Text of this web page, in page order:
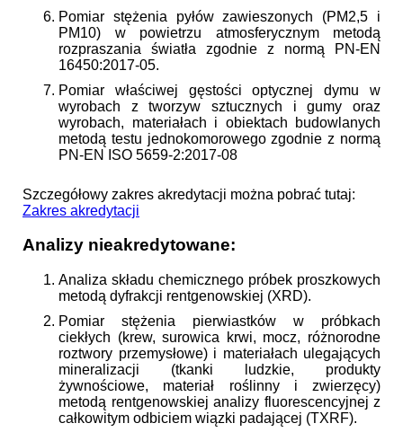
Pomiar stężenia pyłów zawieszonych (PM2,5 i
PM10) w powietrzu atmosferycznym metodą
rozpraszania światła zgodnie z normą PN-EN
16450:2017-05.
Pomiar właściwej gęstości optycznej dymu w
wyrobach z tworzyw sztucznych i gumy oraz
wyrobach, materiałach i obiektach budowlanych
metodą testu jednokomorowego zgodnie z normą
PN-EN ISO 5659-2:2017-08
Szczegółowy zakres akredytacji można pobrać tutaj:
Zakres akredytacji
Analizy nieakredytowane:
Analiza składu chemicznego próbek proszkowych
metodą dyfrakcji rentgenowskiej (XRD).
Pomiar stężenia pierwiastków w próbkach
ciekłych (krew, surowica krwi, mocz, różnorodne
roztwory przemysłowe) i materiałach ulegających
mineralizacji (tkanki ludzkie, produkty
żywnościowe, materiał roślinny i zwierzęcy)
metodą rentgenowskiej analizy fluorescencyjnej z
całkowitym odbiciem wiązki padającej (TXRF).